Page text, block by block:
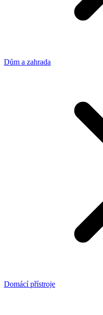
Dům a zahrada
Domácí přístroje